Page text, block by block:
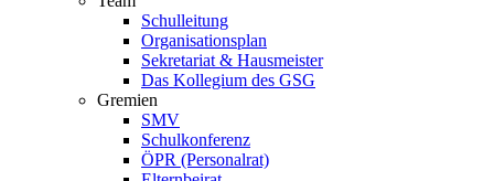
Schulleitung
Organisationsplan
Sekretariat & Hausmeister
Das Kollegium des GSG
Gremien
SMV
Schulkonferenz
ÖPR (Personalrat)